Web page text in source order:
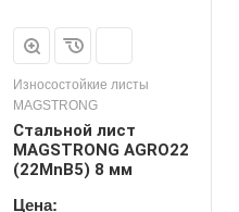
Износостойкие листы
MAGSTRONG
Стальной лист
MAGSTRONG AGRO22
(22MnB5) 8 мм
Цена: